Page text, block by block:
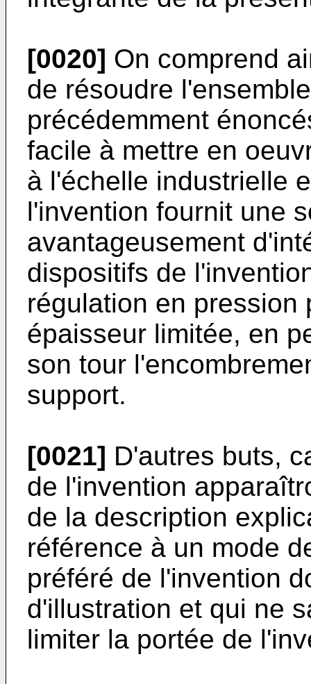
[0020] On comprend
de résoudre
précédemment
facile à mettre en
à l'échelle industrielle
l'invention fournit une
avantageusement
dispositifs de
régulation en pression
épaisseur limitée, en
son tour
support.
[0021] D'autres buts,
de l'invention
de la description
référence à un mode
préféré de l'invention
d'illustration et qui ne
limiter la portée de